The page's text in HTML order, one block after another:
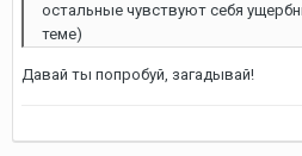
остальные чувствуют себя
теме)
Давай ты попробуй, загадывай!